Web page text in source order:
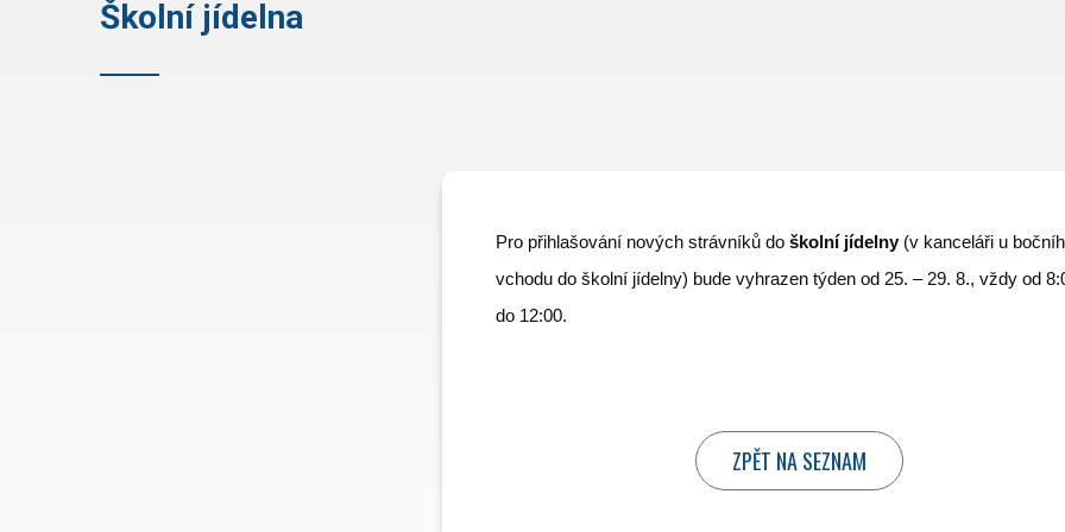
Školní jídelna
Pro přihlašování nových strávníků do školní jídelny (v kanceláři u
vchodu do školní jídelny) bude vyhrazen týden od 25. – 29. 8., vždy od
do 12:00.